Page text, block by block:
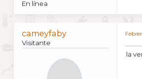
En línea
cameyfaby
Visitante
la